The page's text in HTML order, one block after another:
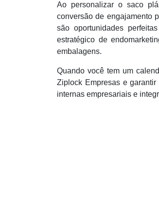
Ao personalizar o saco
conversão de engajamento
são oportunidades
estratégico de
embalagens.
Quando você tem um
Ziplock Empresas e
internas empresariais e